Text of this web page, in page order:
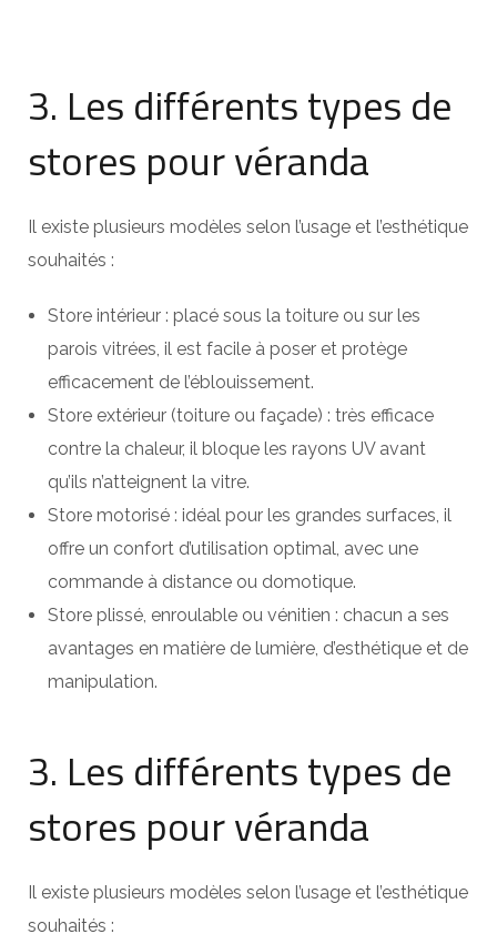
3. Les différents types de
stores pour véranda
Il existe plusieurs modèles selon l’usage et l’esthétique
souhaités :
Store intérieur : placé sous la toiture ou sur les
parois vitrées, il est facile à poser et protège
efficacement de l’éblouissement.
Store extérieur (toiture ou façade) : très efficace
contre la chaleur, il bloque les rayons UV avant
qu’ils n’atteignent la vitre.
Store motorisé : idéal pour les grandes surfaces, il
offre un confort d’utilisation optimal, avec une
commande à distance ou domotique.
Store plissé, enroulable ou vénitien : chacun a ses
avantages en matière de lumière, d’esthétique et de
manipulation.
3. Les différents types de
stores pour véranda
Il existe plusieurs modèles selon l’usage et l’esthétique
souhaités :